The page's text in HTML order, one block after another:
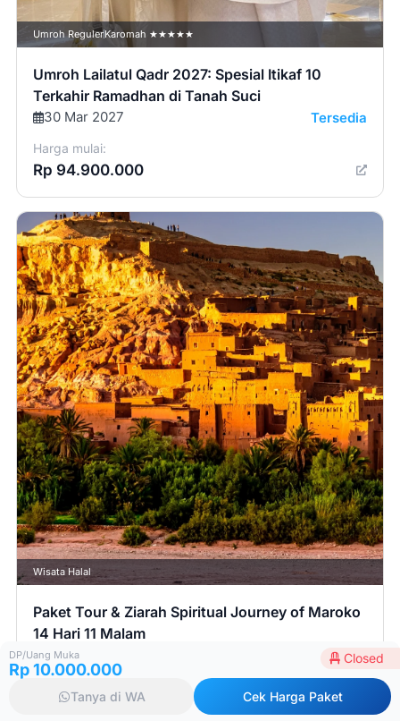
Umroh RegulerKaromah ★★★★★
Umroh Lailatul Qadr 2027: Spesial Itikaf 10
Terkahir Ramadhan di Tanah Suci
30 Mar 2027 Tersedia
Harga mulai:
Rp 94.900.000
Wisata Halal
Paket Tour & Ziarah Spiritual Journey of Maroko
14 Hari 11 Malam
4 Apr 2026 Closed
Rp 63.900.000
DP/Uang Muka
Rp 10.000.000
Closed
Tanya di WA Cek Harga Paket